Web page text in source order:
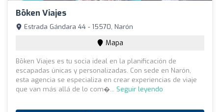
Bōken Viajes
Estrada Gándara 44 - 15570, Narón
Mapa
Bōken Viajes es tu socia ideal en la planificación de
escapadas únicas y personalizadas. Con sede en Narón,
esta agencia se especializa en crear experiencias de viaje
que van más allá de lo com�... Seguir leyendo